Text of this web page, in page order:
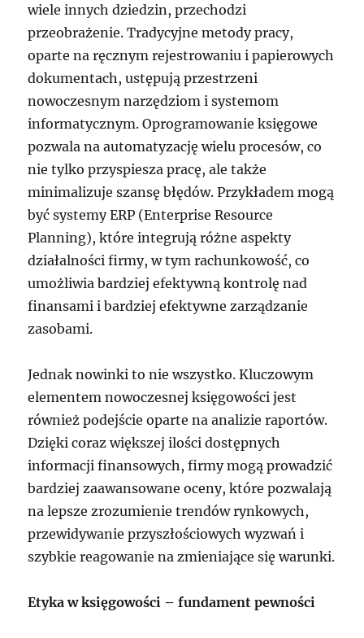
wiele innych dziedzin, przechodzi
przeobrażenie. Tradycyjne metody pracy,
oparte na ręcznym rejestrowaniu i papierowych
dokumentach, ustępują przestrzeni
nowoczesnym narzędziom i systemom
informatycznym. Oprogramowanie księgowe
pozwala na automatyzację wielu procesów, co
nie tylko przyspiesza pracę, ale także
minimalizuje szansę błędów. Przykładem mogą
być systemy ERP (Enterprise Resource
Planning), które integrują różne aspekty
działalności firmy, w tym rachunkowość, co
umożliwia bardziej efektywną kontrolę nad
finansami i bardziej efektywne zarządzanie
zasobami.
Jednak nowinki to nie wszystko. Kluczowym
elementem nowoczesnej księgowości jest
również podejście oparte na analizie raportów.
Dzięki coraz większej ilości dostępnych
informacji finansowych, firmy mogą prowadzić
bardziej zaawansowane oceny, które pozwalają
na lepsze zrozumienie trendów rynkowych,
przewidywanie przyszłościowych wyzwań i
szybkie reagowanie na zmieniające się warunki.
Etyka w księgowości – fundament pewności